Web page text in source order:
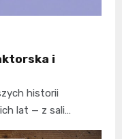
i
historii
lat — z sali…